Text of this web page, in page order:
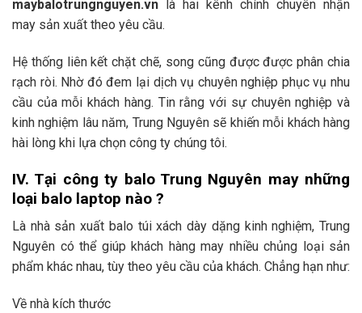
maybalotrungnguyen.vn là hai kênh chính chuyên nhận
may sản xuất theo yêu cầu.
Hệ thống liên kết chặt chẽ, song cũng được được phân chia
rạch ròi. Nhờ đó đem lại dịch vụ chuyên nghiệp phục vụ nhu
cầu của mỗi khách hàng. Tin rằng với sự chuyên nghiệp và
kinh nghiệm lâu năm, Trung Nguyên sẽ khiến mỗi khách hàng
hài lòng khi lựa chọn công ty chúng tôi.
IV. Tại công ty balo Trung Nguyên may những
loại balo laptop nào ?
Là nhà sản xuất balo túi xách dày dặng kinh nghiệm, Trung
Nguyên có thể giúp khách hàng may nhiều chủng loại sản
phẩm khác nhau, tùy theo yêu cầu của khách. Chẳng hạn như:
Về nhà kích thước